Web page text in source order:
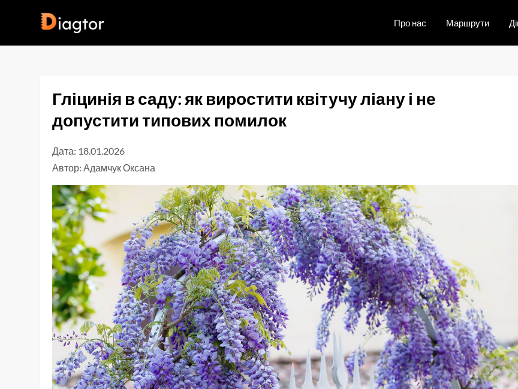
Про нас Маршрути
Гліцинія в саду: як виростити квітучу ліану і не
допустити типових помилок
Дата: 18.01.2026
Автор:Адамчук Оксана